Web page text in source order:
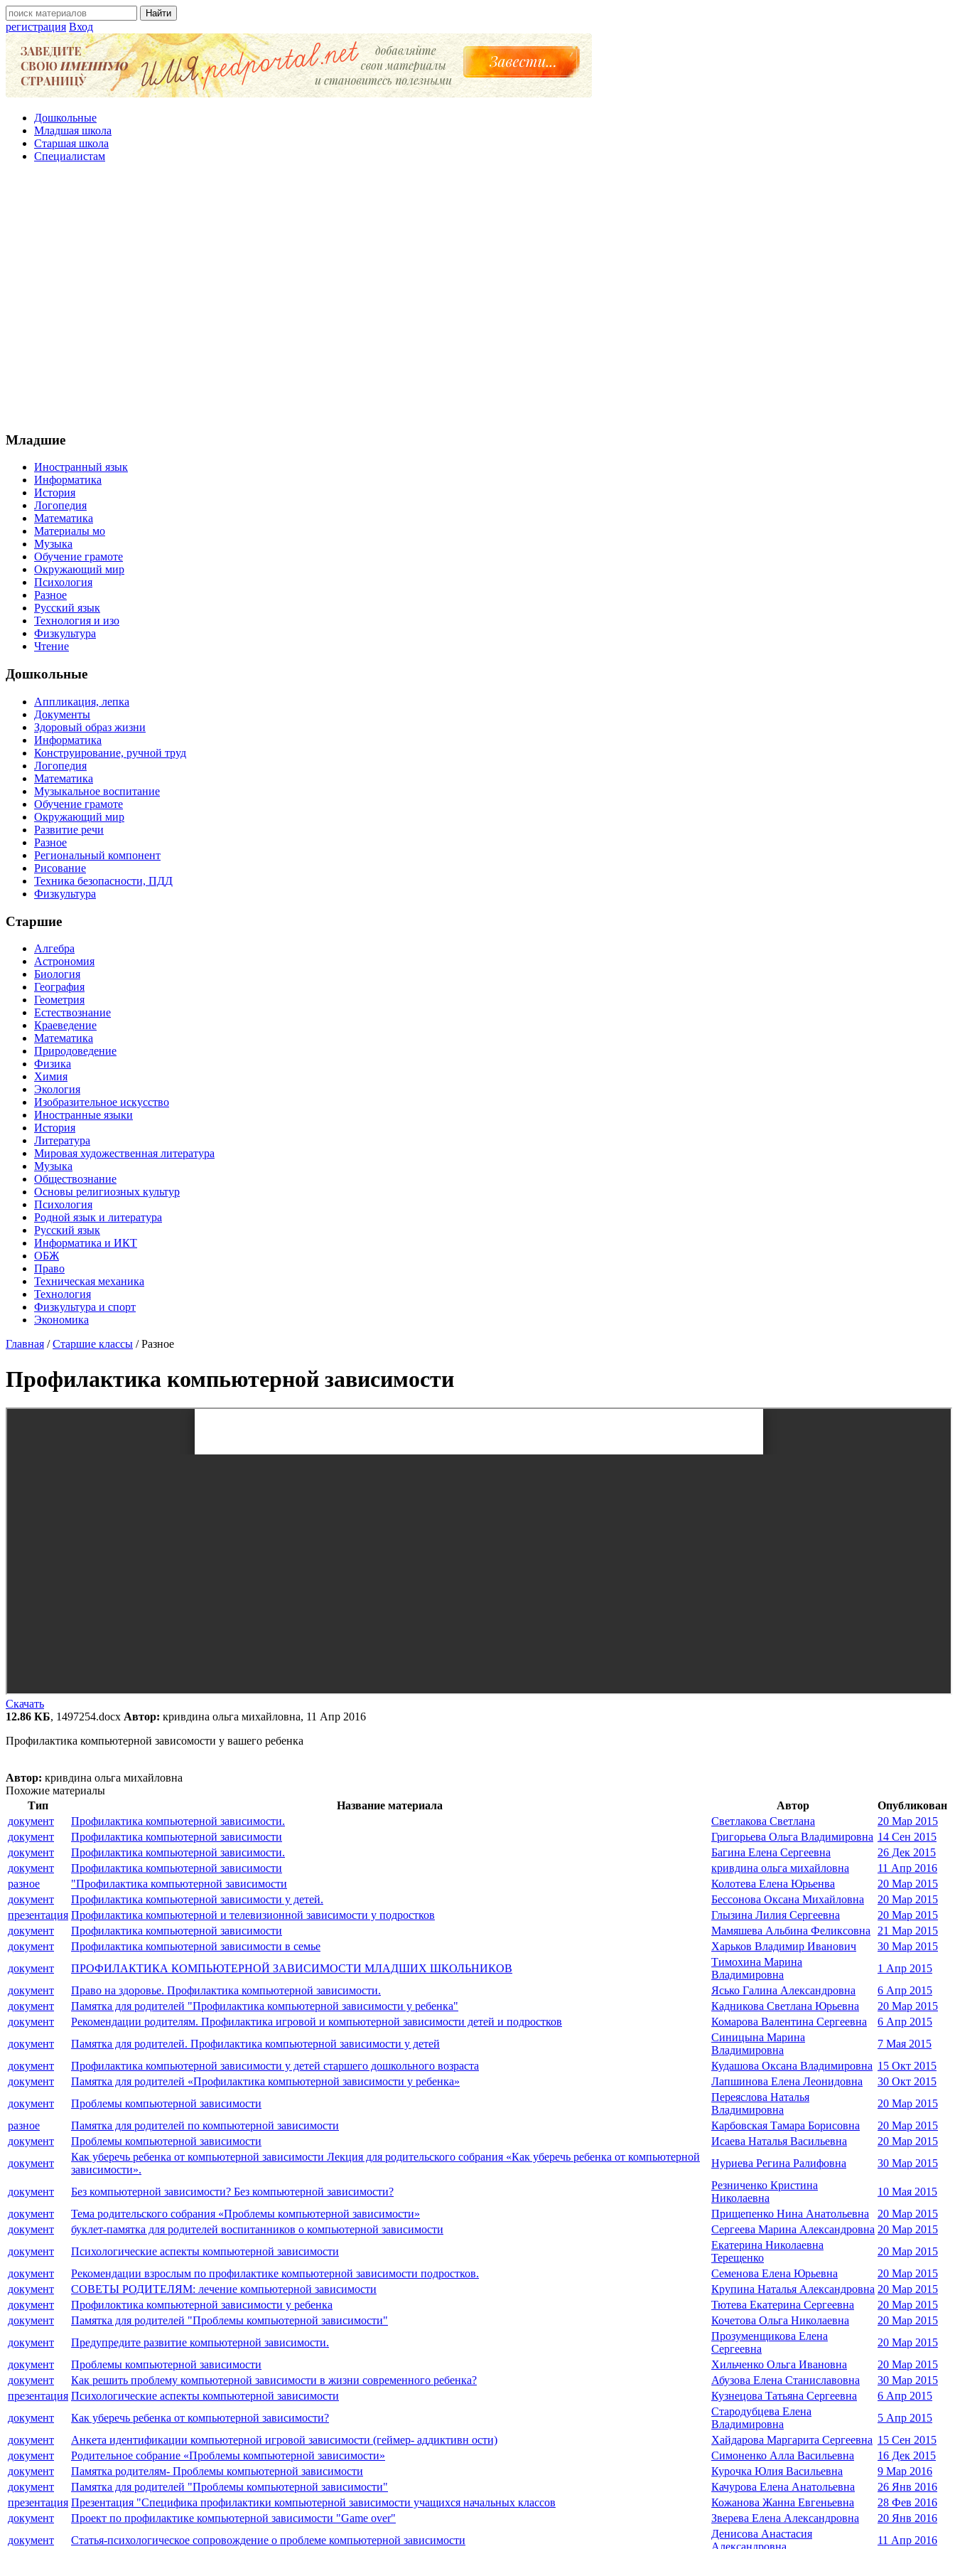
регистрация Вход
Дошкольные
Младшая школа
Старшая школа
Специалистам
Младшие
Иностранный язык
Информатика
История
Логопедия
Математика
Материалы мо
Музыка
Обучение грамоте
Окружающий мир
Психология
Разное
Русский язык
Технология и изо
Физкультура
Чтение
Дошкольные
Аппликация, лепка
Документы
Здоровый образ жизни
Информатика
Конструирование, ручной труд
Логопедия
Математика
Музыкальное воспитание
Обучение грамоте
Окружающий мир
Развитие речи
Разное
Региональный компонент
Рисование
Техника безопасности, ПДД
Физкультура
Старшие
Алгебра
Астрономия
Биология
География
Геометрия
Естествознание
Краеведение
Математика
Природоведение
Физика
Химия
Экология
Изобразительное искусство
Иностранные языки
История
Литература
Мировая художественная литература
Музыка
Обществознание
Основы религиозных культур
Психология
Родной язык и литература
Русский язык
Информатика и ИКТ
ОБЖ
Право
Техническая механика
Технология
Физкультура и спорт
Экономика
Главная /Старшие классы /Разное
Профилактика компьютерной зависимости
Скачать
12.86 КБ, 1497254.docx Автор: кривдина ольга михайловна, 11 Апр 2016
Профилактика компьютерной зависомости у вашего ребенка
Автор: кривдина ольга михайловна
Похожие материалы
Тип
Название материала Автор
Опубликован
документ
Профилактика компьютерной зависимости. Светлакова Светлана
20 Мар 2015
документ
Профилактика компьютерной зависимости Григорьева Ольга Владимировна 14 Сен 2015
документ
Профилактика компьютерной зависимости. Багина Елена Сергеевна
26 Дек 2015
документ
Профилактика компьютерной зависимости кривдина ольга михайловна
11 Апр 2016
разное
"Профилактика компьютерной зависимости Колотева Елена Юрьенва
20 Мар 2015
документ
Профилактика компьютерной зависимости у детей. Бессонова Оксана Михайловна
20 Мар 2015
презентация Профилактика компьютерной и телевизионной зависимости у подростков Глызина Лилия Сергеевна
20 Мар 2015
документ
Профилактика компьютерной зависимости Мамяшева Альбина Феликсовна
21 Мар 2015
документ
Профилактика компьютерной зависимости в семье Харьков Владимир Иванович
30 Мар 2015
документ
ПРОФИЛАКТИКА КОМПЬЮТЕРНОЙ ЗАВИСИМОСТИ МЛАДШИХ ШКОЛЬНИКОВ
Тимохина Марина
Владимировна
1 Апр 2015
документ
Право на здоровье. Профилактика компьютерной зависимости. Ясько Галина Александровна
6 Апр 2015
документ
Памятка для родителей "Профилактика компьютерной зависимости у ребенка" Кадникова Светлана Юрьевна
20 Мар 2015
документ
Рекомендации родителям. Профилактика игровой и компьютерной зависимости детей и подростков Комарова Валентина Сергеевна
6 Апр 2015
документ
Памятка для родителей. Профилактика компьютерной зависимости у детей
Синицына Марина
Владимировна
7 Мая 2015
документ
Профилактика компьютерной зависимости у детей старшего дошкольного возраста Кудашова Оксана Владимировна 15 Окт 2015
документ
Памятка для родителей «Профилактика компьютерной зависимости у ребенка» Лапшинова Елена Леонидовна
30 Окт 2015
документ
Проблемы компьютерной зависимости
Переяслова Наталья
Владимировна
20 Мар 2015
разное
Памятка для родителей по компьютерной зависимости Карбовская Тамара Борисовна
20 Мар 2015
документ
Проблемы компьютерной зависимости Исаева Наталья Васильевна
20 Мар 2015
документ
Как уберечь ребенка от компьютерной зависимости Лекция для родительского собрания «Как уберечь ребенка от компьютерной
зависимости».
Нуриева Регина Ралифовна 30 Мар 2015
документ Без компьютерной зависимости? Без компьютерной зависимости?
Резниченко Кристина
Николаевна
10 Мая 2015
документ
Тема родительского собрания «Проблемы компьютерной зависимости» Прищепенко Нина Анатольевна
20 Мар 2015
документ
буклет-памятка для родителей воспитанников о компьютерной зависимости Сергеева Марина Александровна 20 Мар 2015
документ
Психологические аспекты компьютерной зависимости
Екатерина Николаевна
Терещенко
20 Мар 2015
документ
Рекомендации взрослым по профилактике компьютерной зависимости подростков. Семенова Елена Юрьевна
20 Мар 2015
документ
СОВЕТЫ РОДИТЕЛЯМ: лечение компьютерной зависимости Крупина Наталья Александровна 20 Мар 2015
документ
Профилоктика компьютерной зависимости у ребенка Тютева Екатерина Сергеевна
20 Мар 2015
документ
Памятка для родителей "Проблемы компьютерной зависимости" Кочетова Ольга Николаевна
20 Мар 2015
документ
Предупредите развитие компьютерной зависимости.
Прозуменщикова Елена
Сергеевна
20 Мар 2015
документ
Проблемы компьютерной зависимости Хильченко Ольга Ивановна
20 Мар 2015
документ
Как решить проблему компьютерной зависимости в жизни современного ребенка? Абузова Елена Станиславовна
30 Мар 2015
презентация Психологические аспекты компьютерной зависимости Кузнецова Татьяна Сергеевна
6 Апр 2015
документ
Как уберечь ребенка от компьютерной зависимости?
Стародубцева Елена
Владимировна
5 Апр 2015
документ
Анкета идентификации компьютерной игровой зависимости (геймер- аддиктивн ости) Хайдарова Маргарита Сергеевна 15 Сен 2015
документ
Родительное собрание «Проблемы компьютерной зависимости» Симоненко Алла Васильевна
16 Дек 2015
документ
Памятка родителям- Проблемы компьютерной зависимости Курочка Юлия Васильевна
9 Мар 2016
документ
Памятка для родителей "Проблемы компьютерной зависимости" Качурова Елена Анатольевна
26 Янв 2016
презентация Презентация "Специфика профилактики компьютерной зависимости учащихся начальных классов Кожанова Жанна Евгеньевна
28 Фев 2016
документ
Проект по профилактике компьютерной зависимости "Game over" Зверева Елена Александровна
20 Янв 2016
документ
Статья-психологическое сопровождение о проблеме компьютерной зависимости
Денисова Анастасия
11 Апр 2016